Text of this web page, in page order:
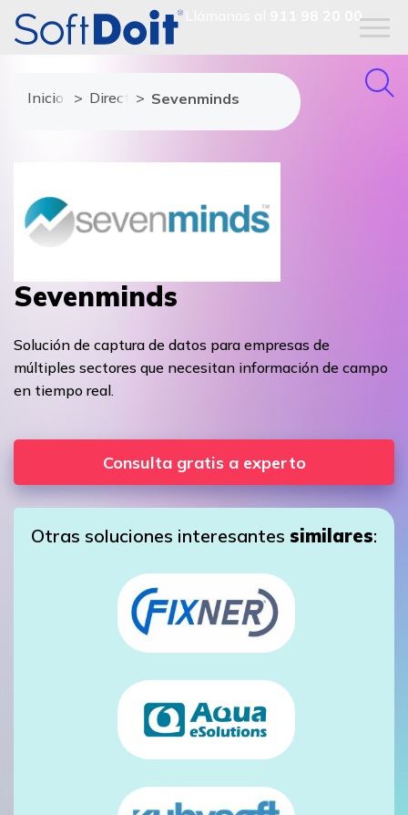
911 98 20 00
Inicio Directorio de proveedores
Sevenminds
Sevenminds
Solución de captura de datos para empresas de
múltiples sectores que necesitan información de campo
en tiempo real.
Consulta gratis a experto
Otras soluciones interesantes similares: